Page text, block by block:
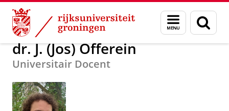
Skip
Content
Skip
Navigation
Menu
en
zoeken
Over ons dr. J. (Jos) Offerein
dr. J. (Jos) Offerein
Universitair Docent